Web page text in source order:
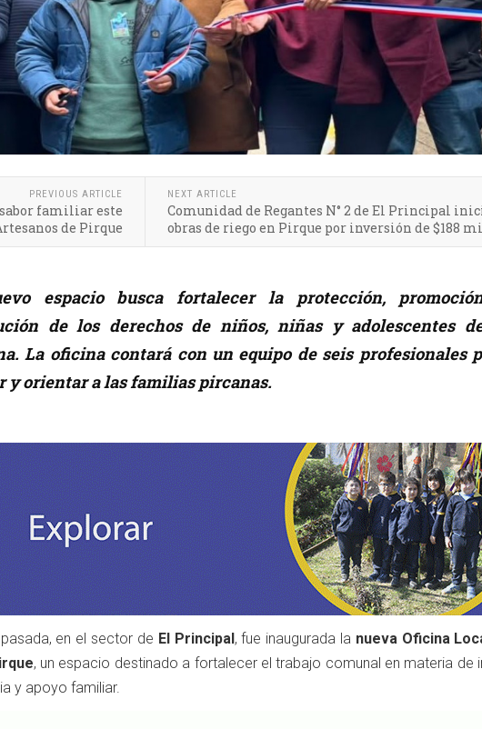
PREVIOUS ARTICLE
familiar este
de Pirque
NEXT ARTICLE
Comunidad de Regantes N° 2 de El Principal
obras de riego en Pirque por inversión de $188
espacio busca fortalecer la protección,
de los derechos de niños, niñas y adolescentes
La oficina contará con un equipo de seis profesionales
y orientar a las familias pircanas.
en el sector de El Principal, fue inaugurada la nueva Oficina
, un espacio destinado a fortalecer el trabajo comunal en materia de
y apoyo familiar.